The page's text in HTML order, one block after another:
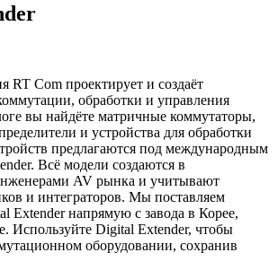
RT Com проектирует и создаёт
обработки и управления
вы найдёте матричные коммутаторы,
и устройства для обработки
предлагаются под международным
Всё модели создаются в
AV рынка и учитывают
и интеграторов. Мы поставляем
Extender напрямую с завода в Корее,
Используйте Digital Extender, чтобы
оборудовании, сохранив